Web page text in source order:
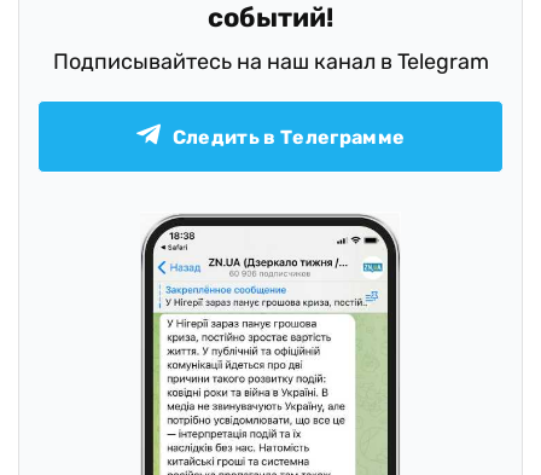
событий!
Подписывайтесь на наш канал в Telegram
Следить в Телеграмме